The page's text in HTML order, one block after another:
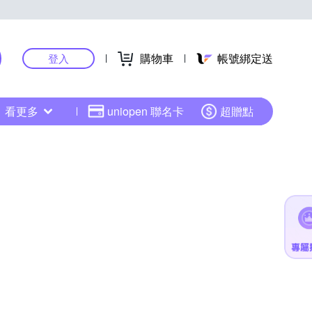
登入 購物車 帳號綁定送
看更多 uniopen 聯名卡 超贈點